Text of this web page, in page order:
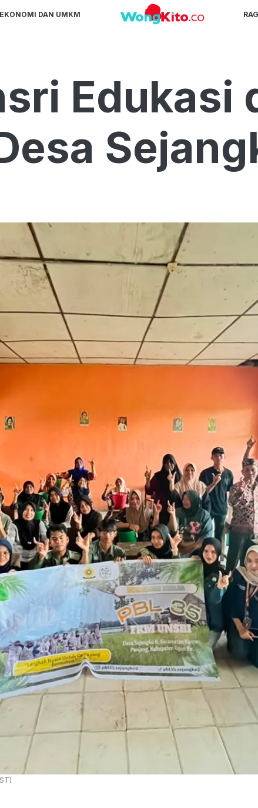
EKONOMI DAN UMKM
Edukasi